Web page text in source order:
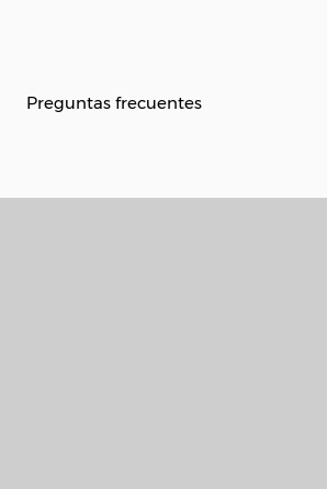
Preguntas frecuentes